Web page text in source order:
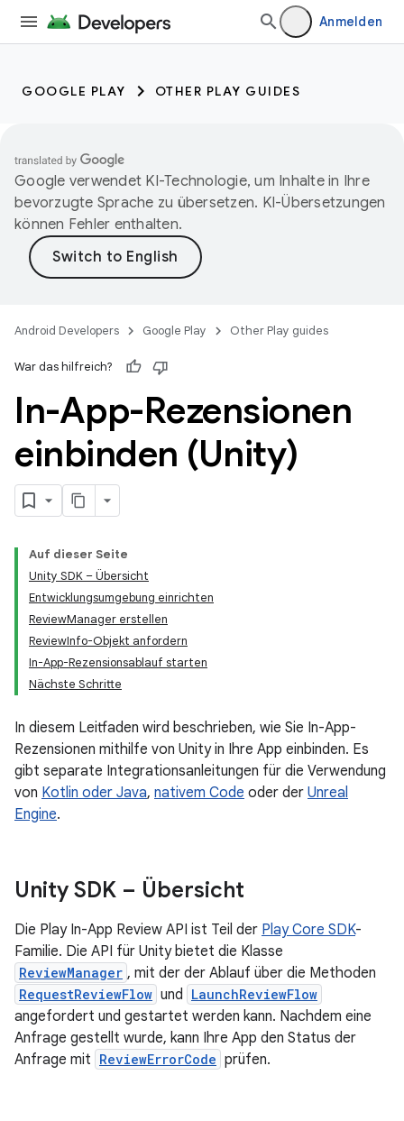
Anmelden
GOOGLE PLAY OTHER PLAY GUIDES
Google verwendet KI-Technologie, um Inhalte in Ihre
bevorzugte Sprache zu übersetzen. KI-Übersetzungen
können Fehler enthalten.
Android Developers Google Play Other Play guides
War das hilfreich?
In-App-Rezensionen
einbinden (Unity)
Auf dieser Seite
Unity SDK – Übersicht
Entwicklungsumgebung einrichten
ReviewManager erstellen
ReviewInfo-Objekt anfordern
In-App-Rezensionsablauf starten
Nächste Schritte
In diesem Leitfaden wird beschrieben, wie Sie In-App-
Rezensionen mithilfe von Unity in Ihre App einbinden. Es
gibt separate Integrationsanleitungen für die Verwendung
von Kotlin oder Java, nativem Code oder der Unreal
Engine.
Unity SDK – Übersicht
Die Play In-App Review API ist Teil der Play Core SDK-
Familie. Die API für Unity bietet die Klasse
ReviewManager , mit der der Ablauf über die Methoden
RequestReviewFlow und LaunchReviewFlow
angefordert und gestartet werden kann. Nachdem eine
Anfrage gestellt wurde, kann Ihre App den Status der
Anfrage mit ReviewErrorCode prüfen.